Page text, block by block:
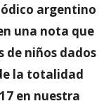
argentino
una nota que
de niños dados
la totalidad
en nuestra